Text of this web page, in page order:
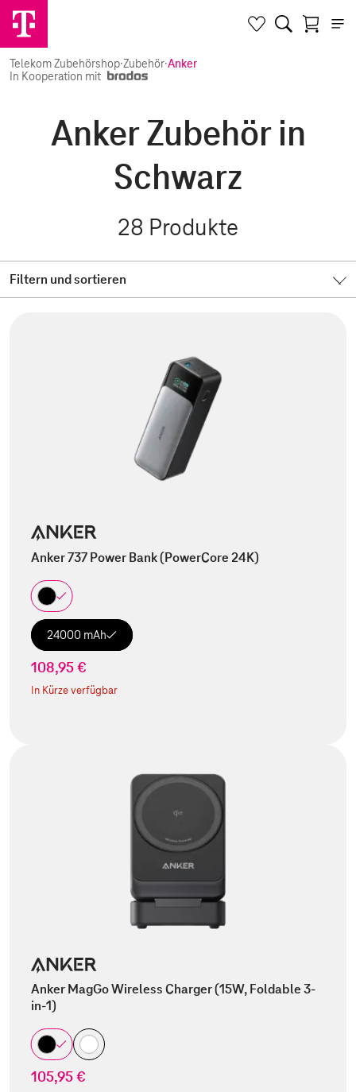
Telekom Zubehörshop·Zubehör·Anker
In Kooperation mit
Anker Zubehör in
Schwarz
28 Produkte
Filtern und sortieren
Anker 737 Power Bank (PowerCore 24K)
24000 mAh
108,95 €
In Kürze verfügbar
Anker MagGo Wireless Charger (15W, Foldable 3-
in-1)
105,95 €